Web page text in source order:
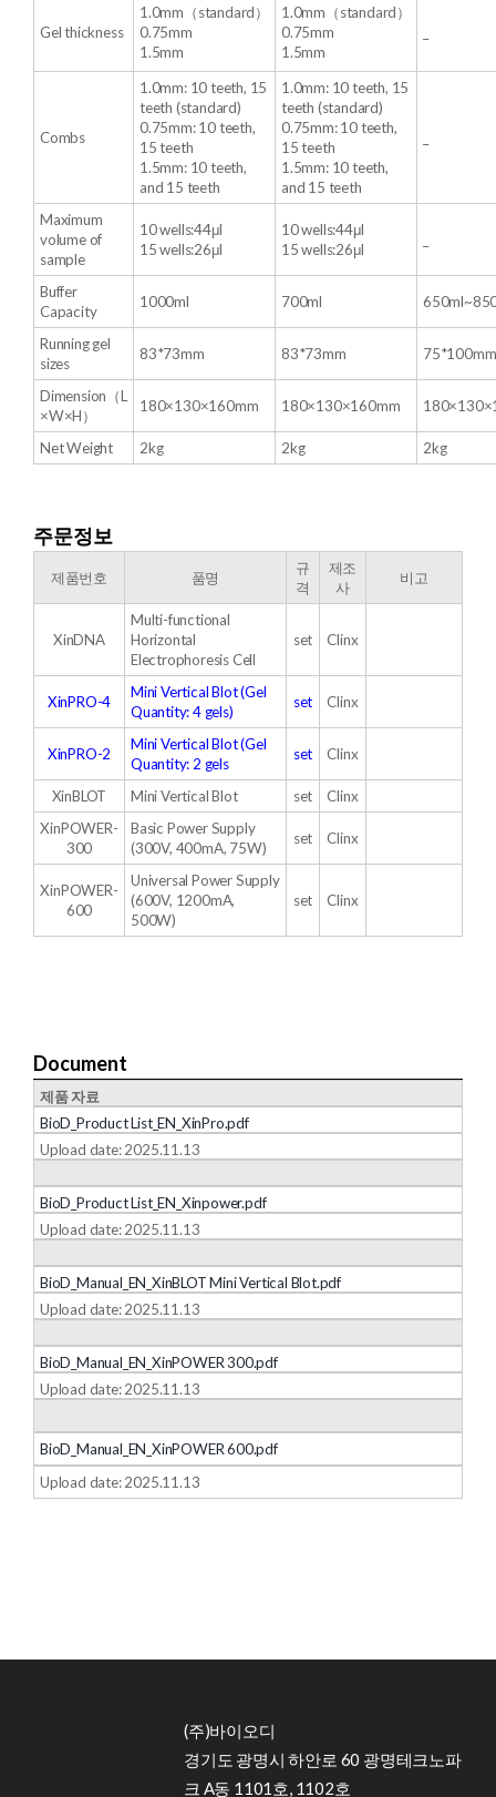
Gel thickness
1.0mm（standard）
0.75mm
1.5mm
1.0mm（standard）
0.75mm
1.5mm
Combs
1.0mm: 10 teeth, 15
teeth (standard)
0.75mm: 10 teeth,
15 teeth
1.5mm: 10 teeth,
and 15 teeth
1.0mm: 10 teeth, 15
teeth (standard)
0.75mm: 10 teeth,
15 teeth
1.5mm: 10 teeth,
and 15 teeth
Maximum
volume of
sample
10 wells:44μl
15 wells:26μl
10 wells:44μl
15 wells:26μl
Buffer
Capacity
1000ml 700ml
Running gel
sizes
83*73mm 83*73mm 75*100mm
Dimension（L
×W×H）
180×130×160mm 180×130×160mm
Net Weight 2kg 2kg 2kg
주문정보
​제품번호 품명
규
격
제조
사
비고
XinDNA
Multi-functional
Horizontal
Electrophoresis Cell
set Clinx
XinPRO-4
Mini Vertical Blot (Gel
Quantity: 4 gels)
set Clinx
XinPRO-2
Mini Vertical Blot (Gel
Quantity: 2 gels
set Clinx
XinBLOT Mini Vertical Blot set
Clinx
XinPOWER-
300
Basic Power Supply
(300V, 400mA, 75W)
set Clinx
XinPOWER-
600
Universal Power Supply
(600V, 1200mA,
500W)
set Clinx
Document
제품 자료
BioD_Product List_EN_XinPro.pdf
Upload date: 2025.11.13
BioD_Product List_EN_Xinpower.pdf
Upload date: 2025.11.13
BioD_Manual_EN_XinBLOT Mini Vertical Blot.pdf
Upload date: 2025.11.13
BioD_Manual_EN_XinPOWER 300.pdf
Upload date: 2025.11.13
BioD_Manual_EN_XinPOWER 600.pdf
Upload date: 2025.11.13
(주)바이오디
경기도 광명시 하안로 60 광명테크노파
크 A동 1101호, 1102호